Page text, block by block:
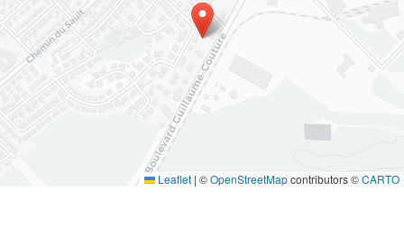
Leaflet | ©OpenStreetMapcontributors ©CARTO